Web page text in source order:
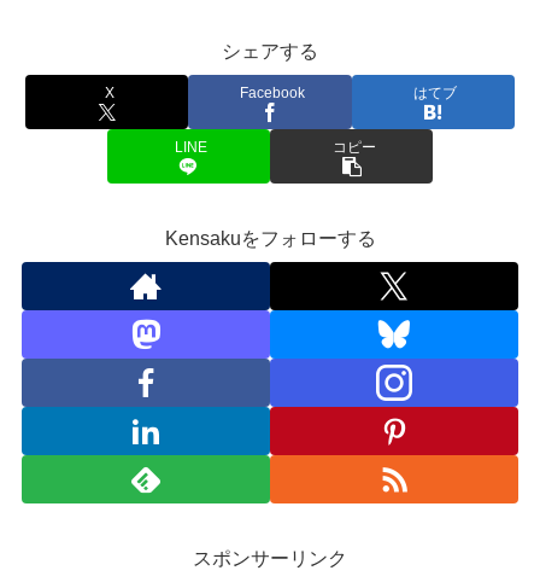
シェアする
X Facebook はてブ
LINE コピー
Kensakuをフォローする
スポンサーリンク